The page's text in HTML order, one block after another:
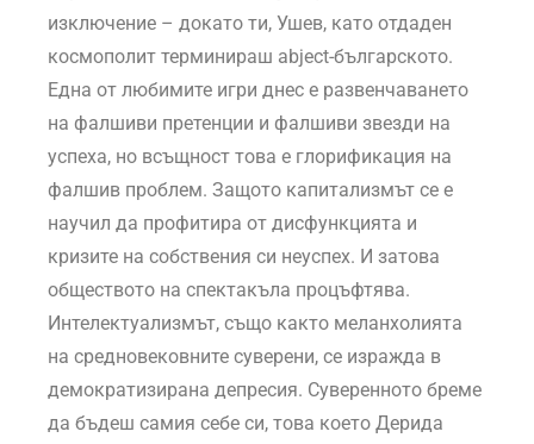
изключение – докато ти, Ушев, като отдаден
космополит терминираш abject-българското.
Една от любимите игри днес е развенчаването
на фалшиви претенции и фалшиви звезди на
успеха, но всъщност това е глорификация на
фалшив проблем. Защото капитализмът се е
научил да профитира от дисфункцията и
кризите на собствения си неуспех. И затова
обществото на спектакъла процъфтява.
Интелектуализмът, също както меланхолията
на средновековните суверени, се изражда в
демократизирана депресия. Суверенното бреме
да бъдеш самия себе си, това което Дерида